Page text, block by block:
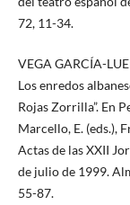
72, 11-34.
VEGA GARCÍA-
Los enredos
Rojas Zorrilla”. En
Marcello, E. (eds.),
Actas de las XXII
de julio de 1999.
55-87.